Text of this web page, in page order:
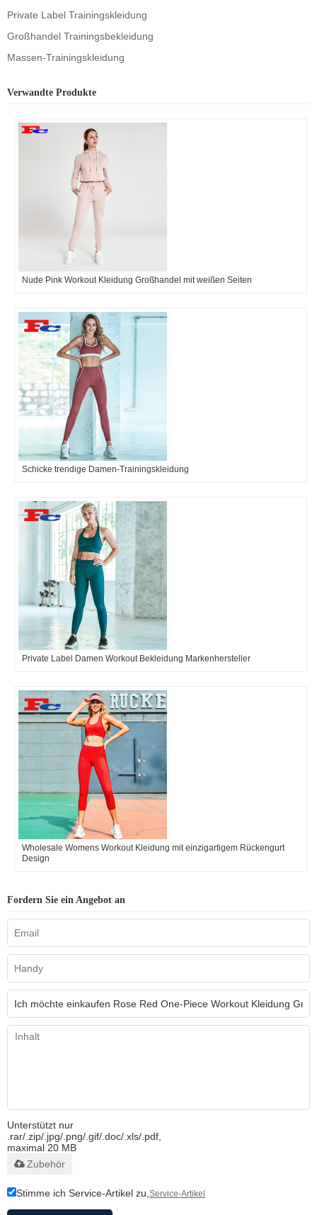
Private Label Trainingskleidung
Großhandel Trainingsbekleidung
Massen-Trainingskleidung
Verwandte Produkte
Nude Pink Workout Kleidung Großhandel mit weißen Seiten
Schicke trendige Damen-Trainingskleidung
Private Label Damen Workout Bekleidung Markenhersteller
Wholesale Womens Workout Kleidung mit einzigartigem Rückengurt
Design
Fordern Sie ein Angebot an
Unterstützt nur
.rar/.zip/.jpg/.png/.gif/.doc/.xls/.pdf,
maximal 20 MB
Zubehör
Stimme ich Service-Artikel zu, Service-Artikel